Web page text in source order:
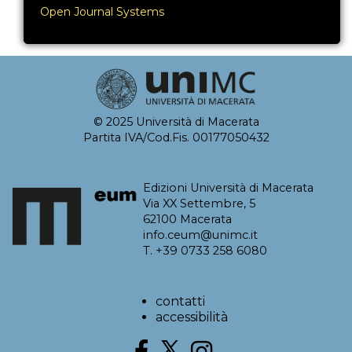
Open Journal Systems
© 2025 Università di Macerata
Partita IVA/Cod.Fis. 00177050432
Edizioni Università di Macerata
Via XX Settembre, 5
62100 Macerata
info.ceum@unimc.it
T. +39 0733 258 6080
contatti
accessibilità